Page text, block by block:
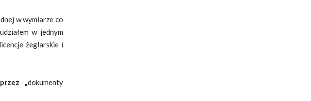
w wymiarze co
w jednym
żeglarskie i
„dokumenty